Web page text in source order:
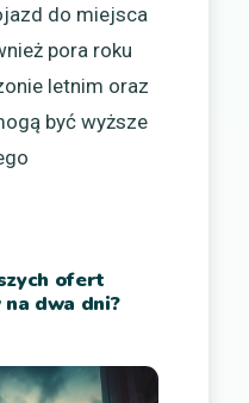
do miejsca
pora roku
letnim oraz
być wyższe
ofert
dwa dni?